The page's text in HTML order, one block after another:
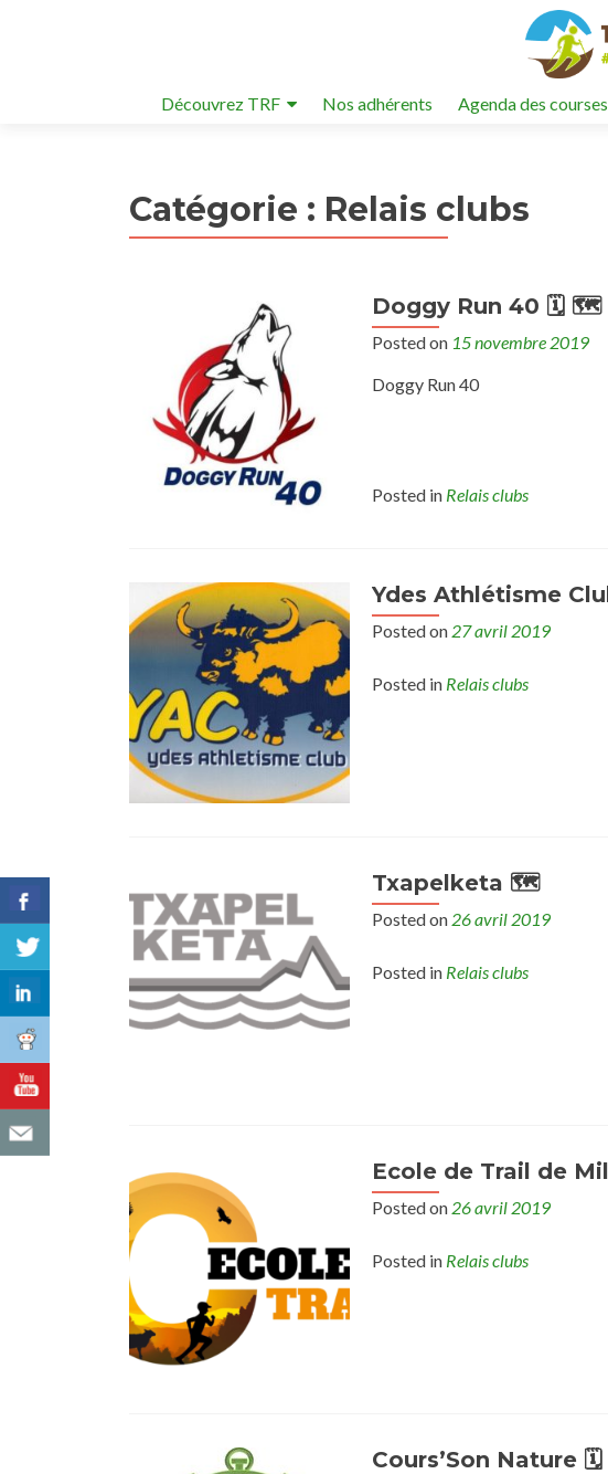
Découvrez TRF Nos adhérents Agenda des
Catégorie : Relais clubs
Doggy Run 40 🗓 🗺
Posted on 15 novembre 2019
Doggy Run 40
Posted in Relais clubs
Ydes Athlétisme
Posted on 27 avril 2019
Posted in Relais clubs
Txapelketa 🗺
Posted on 26 avril 2019
Posted in Relais clubs
Ecole de Trail de
Posted on 26 avril 2019
Posted in Relais clubs
Cours’Son Nature